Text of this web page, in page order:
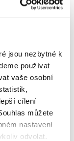
jsou nezbytné k
používat
vaše osobní
cílení
můžete
nastavení
odvolat.